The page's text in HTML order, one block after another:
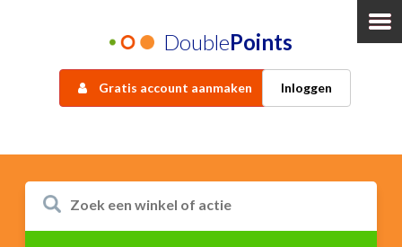
DoublePoints
Gratis account aanmaken Inloggen